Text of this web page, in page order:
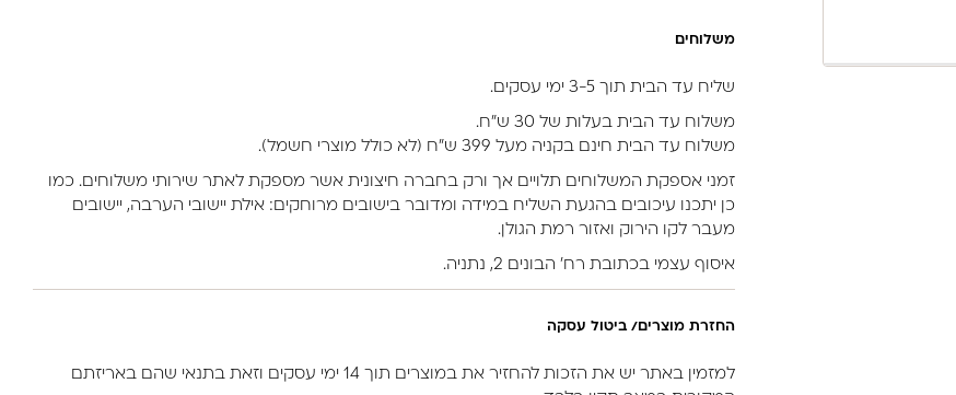
משלוחים
שליח עד הבית תוך 3-5 ימי עסקים.
משלוח עד הבית בעלות של 30 ש״ח.
משלוח עד הבית חינם בקניה מעל 399 ש״ח (לא כולל מוצרי חשמל).
זמני אספקת המשלוחים תלויים אך ורק בחברה חיצונית אשר מספקת לאתר שירותי משלוחים. כמו
כן יתכנו עיכובים בהגעת השליח במידה ומדובר בישובים מרוחקים: אילת יישובי הערבה, יישובים
מעבר לקו הירוק ואזור רמת הגולן.
איסוף עצמי בכתובת רח’ הבונים 2, נתניה.
החזרת מוצרים/ ביטול עסקה
למזמין באתר יש את הזכות להחזיר את במוצרים תוך 14 ימי עסקים וזאת בתנאי שהם באריזתם